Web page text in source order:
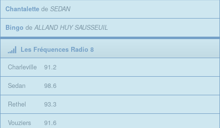
Chantalette de SEDAN
Bingo de ALLAND HUY SAUSSEUIL
Les Fréquences Radio 8
Charleville
91.2
Sedan 98.6
Rethel 93.3
Vouziers 91.6